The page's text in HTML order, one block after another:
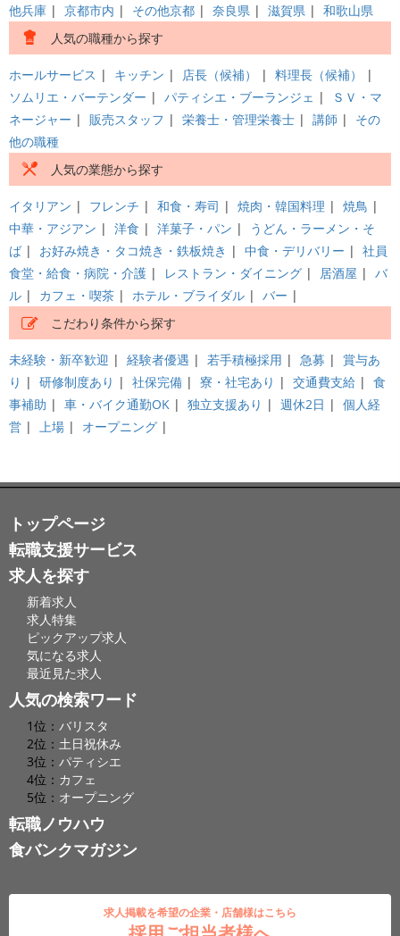
他兵庫 | 京都市内 | その他京都 | 奈良県 | 滋賀県 | 和歌山県
人気の職種から探す
ホールサービス | キッチン | 店長（候補） | 料理長（候補）
|
ソムリエ・バーテンダー | パティシエ・ブーランジェ |
ＳＶ・マ
ネージャー | 販売スタッフ | 栄養士・管理栄養士 | 講師 | その
他の職種
人気の業態から探す
イタリアン | フレンチ | 和食・寿司 | 焼肉・韓国料理 | 焼鳥 |
中華・アジアン | 洋食 | 洋菓子・パン |
うどん・ラーメン・そ
ば | お好み焼き・タコ焼き・鉄板焼き | 中食・デリバリー | 社員
食堂・給食・病院・介護 | レストラン・ダイニング | 居酒屋 | バ
ル | カフェ・喫茶 | ホテル・ブライダル | バー |
こだわり条件から探す
未経験・新卒歓迎 | 経験者優遇 | 若手積極採用 | 急募 | 賞与あ
り | 研修制度あり | 社保完備 | 寮・社宅あり | 交通費支給 | 食
事補助 | 車・バイク通勤OK | 独立支援あり | 週休2日 | 個人経
営 | 上場 | オープニング |
トップページ
転職支援サービス
求人を探す
新着求人
求人特集
ピックアップ求人
気になる求人
最近見た求人
人気の検索ワード
1位： バリスタ
2位： 土日祝休み
3位： パティシエ
4位： カフェ
5位： オープニング
転職ノウハウ
食バンクマガジン
求人掲載を希望の企業・店舗様はこちら